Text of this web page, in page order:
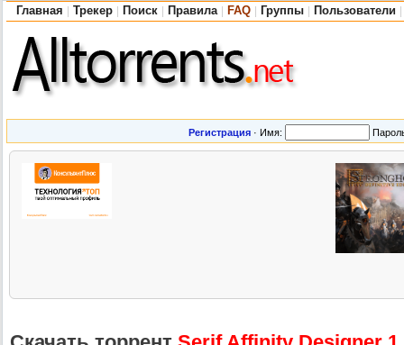
Главная Трекер Поиск Правила FAQ Группы Пользователи
Регистрация · Имя: